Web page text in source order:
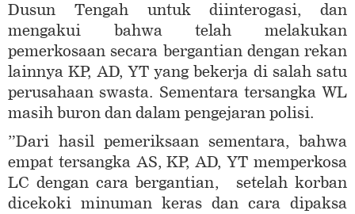
Dusun Tengah untuk diinterogasi, dan
mengakui bahwa telah melakukan
pemerkosaan secara bergantian dengan rekan
lainnya KP, AD, YT yang bekerja di salah satu
perusahaan swasta. Sementara tersangka WL
masih buron dan dalam pengejaran polisi.
”Dari hasil pemeriksaan sementara, bahwa
empat tersangka AS, KP, AD, YT memperkosa
LC dengan cara bergantian, setelah korban
dicekoki minuman keras dan cara dipaksa